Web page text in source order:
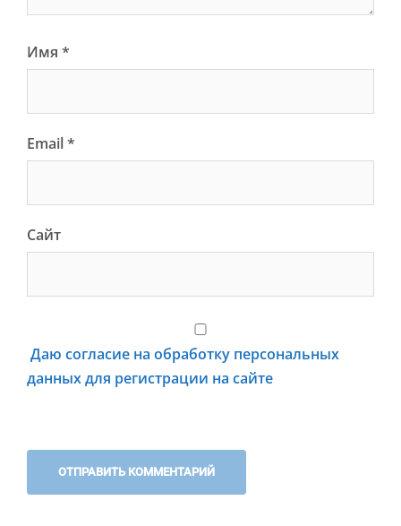
Имя *
Email*
Сайт
Даю согласие на обработку персональных
данных для регистрации на сайте